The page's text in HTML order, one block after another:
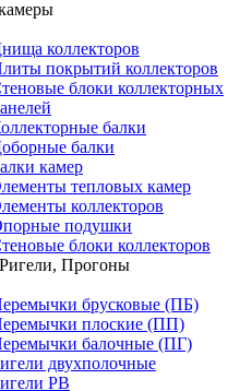
коллекторов
покрытий коллекторов
блоки коллекторных
балки
балки
камер
тепловых камер
коллекторов
подушки
блоки коллекторов
Прогоны
брусковые (ПБ)
плоские (ПП)
балочные (ПГ)
двухполочные
РВ